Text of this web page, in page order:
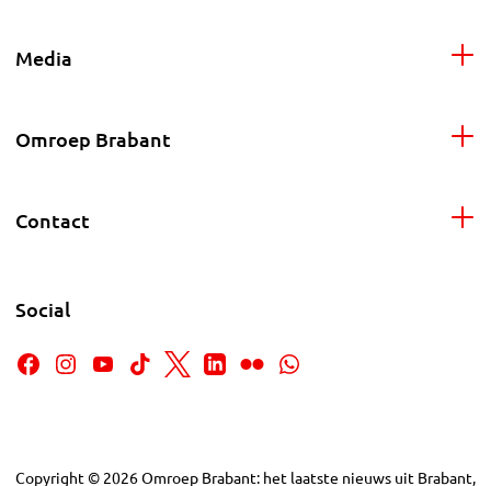
Media
Omroep Brabant
Contact
Social
Copyright © 2026Omroep Brabant: het laatste nieuws uit Brabant,